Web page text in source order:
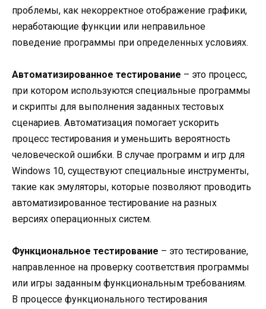
проблемы, как некорректное отображение графики,
неработающие функции или неправильное
поведение программы при определенных условиях.
Автоматизированное тестирование – это процесс,
при котором используются специальные программы
и скрипты для выполнения заданных тестовых
сценариев. Автоматизация помогает ускорить
процесс тестирования и уменьшить вероятность
человеческой ошибки. В случае программ и игр для
Windows 10, существуют специальные инструменты,
такие как эмуляторы, которые позволяют проводить
автоматизированное тестирование на разных
версиях операционных систем.
Функциональное тестирование – это тестирование,
направленное на проверку соответствия программы
или игры заданным функциональным требованиям.
В процессе функционального тестирования